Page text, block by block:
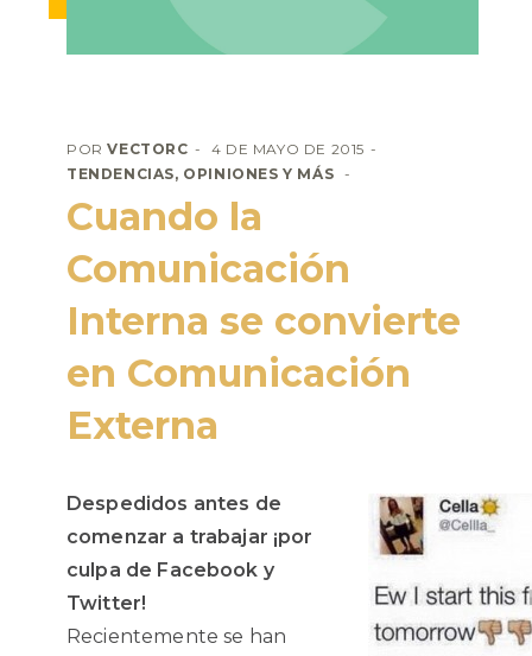
PORVECTORC
4 DE MAYO DE 2015
TENDENCIAS, OPINIONES Y MÁS
Cuando la
Comunicación
Interna se convierte
en Comunicación
Externa
Despedidos antes de
comenzar a trabajar ¡por
culpa de Facebook y
Twitter!
Recientemente se han